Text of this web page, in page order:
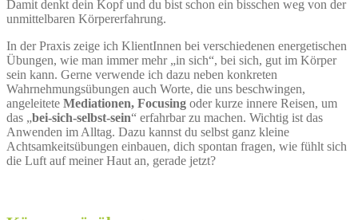
Damit denkt dein Kopf und du bist schon ein bisschen weg von der
unmittelbaren Körpererfahrung.
In der Praxis zeige ich KlientInnen bei verschiedenen energetischen
Übungen, wie man immer mehr „in sich“, bei sich, gut im Körper
sein kann. Gerne verwende ich dazu neben konkreten
Wahrnehmungsübungen auch Worte, die uns beschwingen,
angeleitete Mediationen, Focusing oder kurze innere Reisen, um
das „bei-sich-selbst-sein“ erfahrbar zu machen. Wichtig ist das
Anwenden im Alltag. Dazu kannst du selbst ganz kleine
Achtsamkeitsübungen einbauen, dich spontan fragen, wie fühlt sich
die Luft auf meiner Haut an, gerade jetzt?